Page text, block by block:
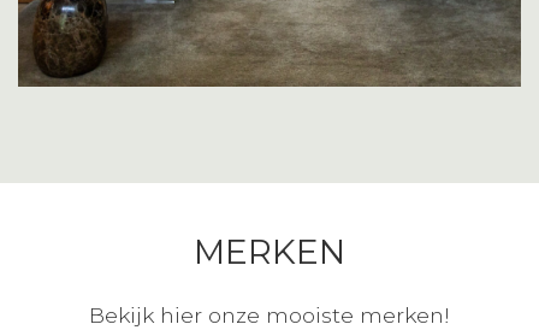
MERKEN
Bekijk hier onze mooiste merken!